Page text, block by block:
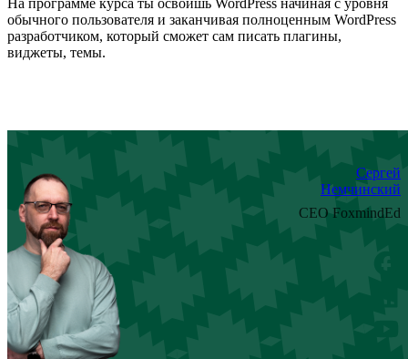
На программе курса ты освоишь WordPress начиная с уровня
обычного пользователя и заканчивая полноценным WordPress
разработчиком, который сможет сам писать плагины,
виджеты, темы.
Сергей
Немчинский
CEO FoxmindEd